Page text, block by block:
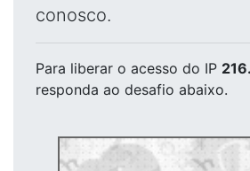
conosco.
Para liberar o acesso do IP
responda ao desafio abaixo.